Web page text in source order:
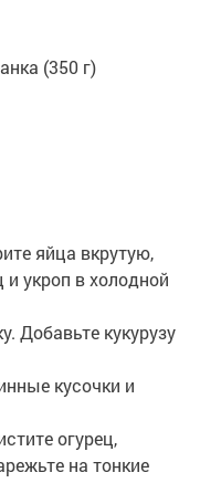
(350 г)
яйца вкрутую,
и укроп в холодной
Добавьте кукурузу
кусочки и
огурец,
на тонкие